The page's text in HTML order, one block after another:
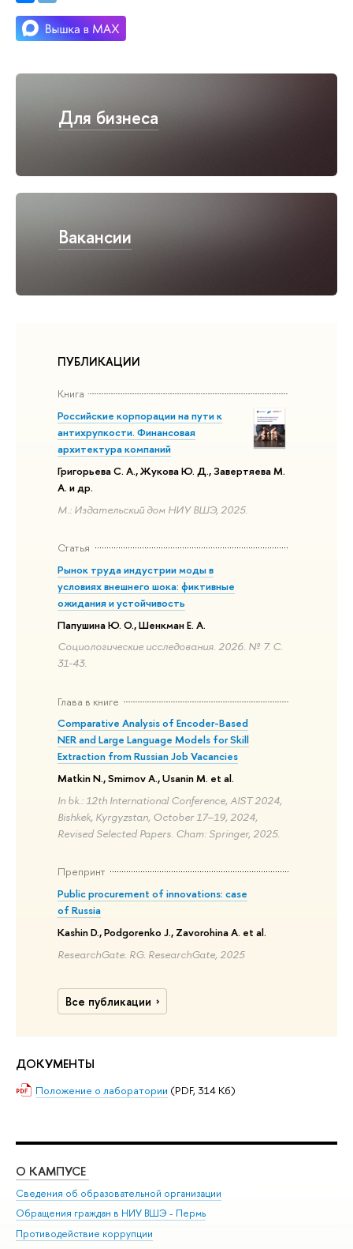
Для бизнеса
Вакансии
ПУБЛИКАЦИИ
Книга
Российские корпорации на пути к
антихрупкости. Финансовая
архитектура компаний
Григорьева С. А., Жукова Ю. Д., Завертяева М.
А. и др.
М.: Издательский дом НИУ ВШЭ, 2025.
Статья
Рынок труда индустрии моды в
условиях внешнего шока: фиктивные
ожидания и устойчивость
Папушина Ю. О., Шенкман Е. А.
Социологические исследования. 2026. № 7. С.
31-43.
Глава в книге
Comparative Analysis of Encoder-Based
NER and Large Language Models for Skill
Extraction from Russian Job Vacancies
Matkin N., Smirnov A., Usanin M. et al.
In bk.: 12th International Conference, AIST 2024,
Bishkek, Kyrgyzstan, October 17–19, 2024,
Revised Selected Papers. Cham: Springer, 2025.
Препринт
Public procurement of innovations: case
of Russia
Kashin D., Podgorenko J., Zavorohina A. et al.
ResearchGate. RG. ResearchGate, 2025
Все публикации
ДОКУМЕНТЫ
Положение о лаборатории (PDF, 314 Кб)
О КАМПУСЕ
Сведения об образовательной организации
Обращения граждан в НИУ ВШЭ - Пермь
Противодействие коррупции